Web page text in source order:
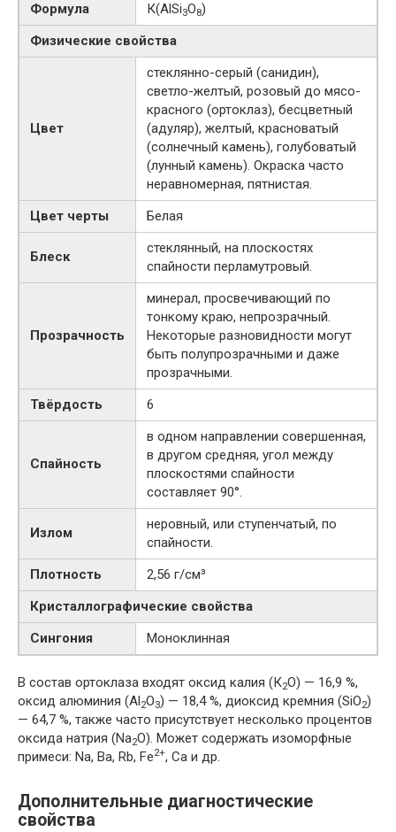
Формула
К(АlSi3О8)
Физические свойства
Цвет
стеклянно-серый (санидин),
светло-желтый, розовый до мясо-
красного (ортоклаз), бесцветный
(адуляр), желтый, красноватый
(солнечный камень), голубоватый
(лунный камень). Окраска часто
неравномерная, пятнистая.
Цвет черты
Белая
Блеск
стеклянный, на плоскостях
спайности перламутровый.
Прозрачность
минерал, просвечивающий по
тонкому краю, непрозрачный.
Некоторые разновидности могут
быть полупрозрачными и даже
прозрачными.
Твёрдость
6
Спайность
в одном направлении совершенная,
в другом средняя, угол между
плоскостями спайности
составляет 90°.
Излом
неровный, или ступенчатый, по
спайности.
Плотность
2,56 г/см³
Кристаллографические свойства
Сингония
Моноклинная
В состав ортоклаза входят оксид калия (К2O) — 16,9 %,
оксид алюминия (Al2O3) — 18,4 %, диоксид кремния (SiO2)
— 64,7 %, также часто присутствует несколько процентов
оксида натрия (Na2O). Может содержать изоморфные
примеси: Na, Ba, Rb, Fe2+, Ca и др.
Дополнительные диагностические
свойства